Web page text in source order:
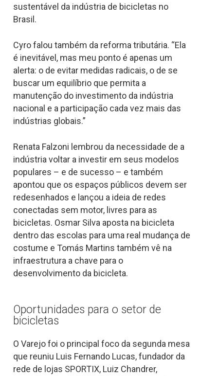
sustentável da indústria de bicicletas no
Brasil.
Cyro falou também da reforma tributária. “Ela
é inevitável, mas meu ponto é apenas um
alerta: o de evitar medidas radicais, o de se
buscar um equilíbrio que permita a
manutenção do investimento da indústria
nacional e a participação cada vez mais das
indústrias globais.”
Renata Falzoni lembrou da necessidade de a
indústria voltar a investir em seus modelos
populares – e de sucesso – e também
apontou que os espaços públicos devem ser
redesenhados e lançou a ideia de redes
conectadas sem motor, livres para as
bicicletas. Osmar Silva aposta na bicicleta
dentro das escolas para uma real mudança de
costume e Tomás Martins também vê na
infraestrutura a chave para o
desenvolvimento da bicicleta.
Oportunidades para o setor de
bicicletas
O Varejo foi o principal foco da segunda mesa
que reuniu Luis Fernando Lucas,​ fundador da
rede de lojas SPORTIX,​ Luiz Chandrer,​